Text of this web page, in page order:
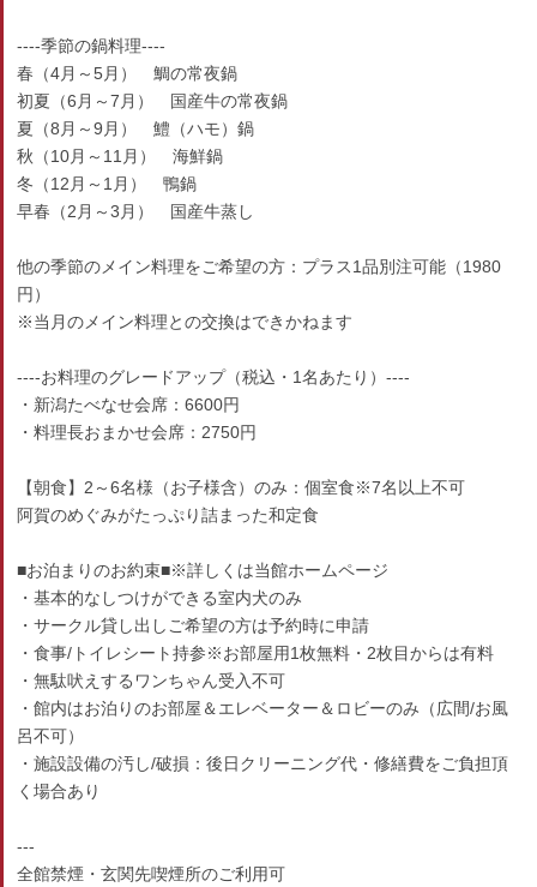
----季節の鍋料理----
春（4月～5月） 鯛の常夜鍋
初夏（6月～7月） 国産牛の常夜鍋
夏（8月～9月） 鱧（ハモ）鍋
秋（10月～11月） 海鮮鍋
冬（12月～1月） 鴨鍋
早春（2月～3月） 国産牛蒸し
他の季節のメイン料理をご希望の方：プラス1品別注可能（1980
円）
※当月のメイン料理との交換はできかねます
----お料理のグレードアップ（税込・1名あたり）----
・新潟たべなせ会席：6600円
・料理長おまかせ会席：2750円
【朝食】2～6名様（お子様含）のみ：個室食※7名以上不可
阿賀のめぐみがたっぷり詰まった和定食
■お泊まりのお約束■※詳しくは当館ホームページ
・基本的なしつけができる室内犬のみ
・サークル貸し出しご希望の方は予約時に申請
・食事/トイレシート持参※お部屋用1枚無料・2枚目からは有料
・無駄吠えするワンちゃん受入不可
・館内はお泊りのお部屋＆エレベーター＆ロビーのみ（広間/お風
呂不可）
・施設設備の汚し/破損：後日クリーニング代・修繕費をご負担頂
く場合あり
---
全館禁煙・玄関先喫煙所のご利用可